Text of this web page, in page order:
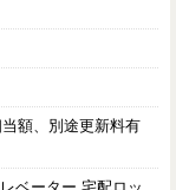
額、別途更新料有